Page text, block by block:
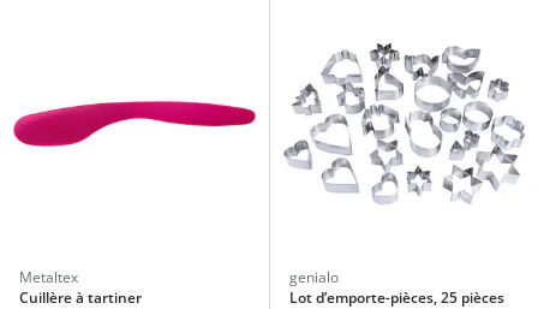
Metaltex
Cuillère à tartiner
genialo
Lot d’emporte-pièces, 25 pièces